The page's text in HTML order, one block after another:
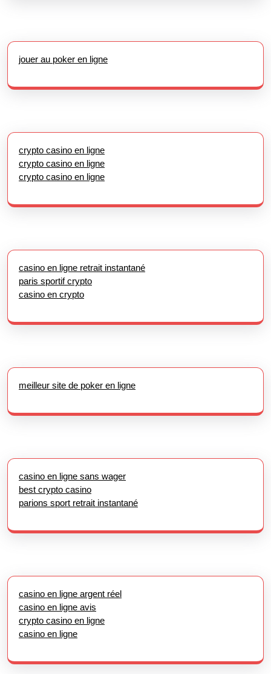
jouer au poker en ligne
crypto casino en ligne
crypto casino en ligne
crypto casino en ligne
casino en ligne retrait instantané
paris sportif crypto
casino en crypto
meilleur site de poker en ligne
casino en ligne sans wager
best crypto casino
parions sport retrait instantané
casino en ligne argent réel
casino en ligne avis
crypto casino en ligne
casino en ligne